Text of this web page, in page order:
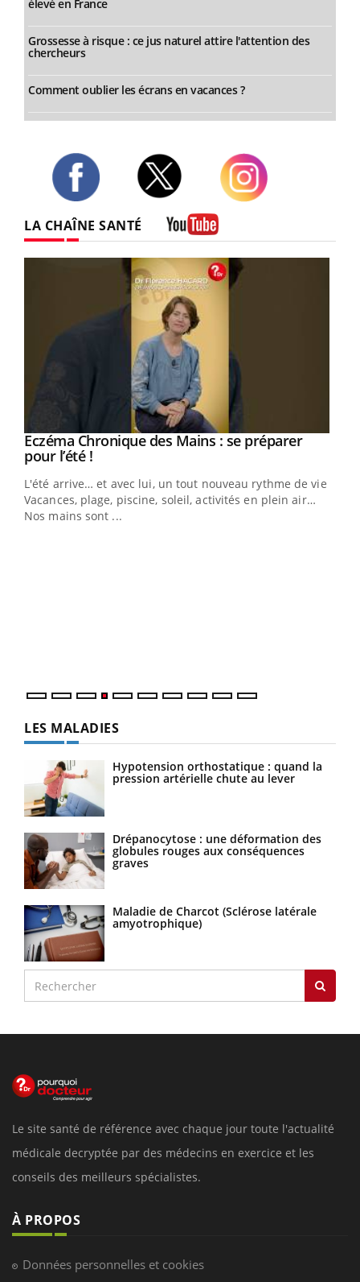
élevé en France
Grossesse à risque : ce jus naturel attire l'attention des
chercheurs
Comment oublier les écrans en vacances ?
LA CHAÎNE SANTÉ
Youtube
Eczéma Chronique des Mains : se préparer
pour l’été !Youtube
L'été arrive… et avec lui, un tout nouveau rythme de vie !
Vacances, plage, piscine, soleil, activités en plein air…
Nos mains sont ...
LES MALADIES
Hypotension orthostatique : quand la
pression artérielle chute au lever
Drépanocytose : une déformation des
globules rouges aux conséquences
graves
Maladie de Charcot (Sclérose latérale
amyotrophique)
Le site santé de référence avec chaque jour toute l'actualité
médicale decryptée par des médecins en exercice et les
conseils des meilleurs spécialistes.
À PROPOS
Données personnelles et cookies